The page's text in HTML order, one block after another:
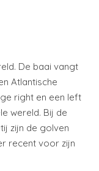
De baai vangt
Atlantische
right en een left
wereld. Bij de
zijn de golven
recent voor zijn